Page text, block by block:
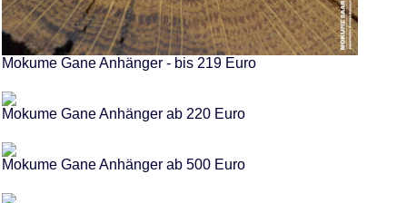
Mokume Gane Anhänger - bis 219 Euro
Mokume Gane Anhänger ab 220 Euro
Mokume Gane Anhänger ab 500 Euro